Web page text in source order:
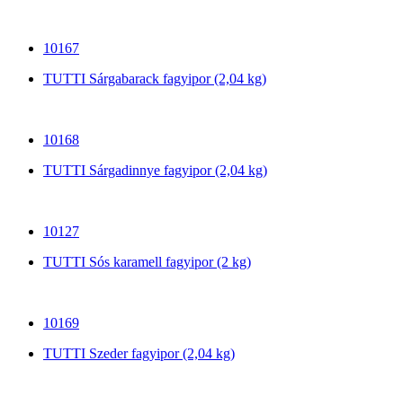
10167
TUTTI Sárgabarack fagyipor (2,04 kg)
10168
TUTTI Sárgadinnye fagyipor (2,04 kg)
10127
TUTTI Sós karamell fagyipor (2 kg)
10169
TUTTI Szeder fagyipor (2,04 kg)